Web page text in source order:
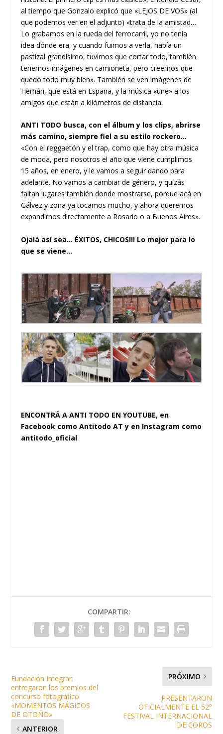
al tiempo que Gonzalo explicó que «LEJOS DE VOS» (al
que podemos ver en el adjunto) «trata de la amistad…
Lo grabamos en la rueda del ferrocarril, yo no tenía
idea dónde era, y cuando fuimos a verla, había un
pastizal grandísimo, tuvimos que cortar todo, también
tenemos imágenes en camioneta, pero creemos que
quedó todo muy bien». También se ven imágenes de
Hernán, que está en España, y la música «une» a los
amigos que están a kilómetros de distancia.
ANTI TODO busca, con el álbum y los clips, abrirse
más camino, siempre fiel a su estilo rockero…
«Con el reggaetón y el trap, como que hay otra música
de moda, pero nosotros el año que viene cumplimos
15 años, en enero, y le vamos a seguir dando para
adelante. No vamos a cambiar de género, y quizás
faltan lugares también donde mostrarse, porque acá en
Gálvez y zona ya tocamos mucho, y ahora queremos
expandirnos directamente a Rosario o a Buenos Aires».
Ojalá así sea… ÉXITOS, CHICOS!!! Lo mejor para lo
que se viene…
ENCONTRÁ A ANTI TODO EN YOUTUBE, en
Facebook como Antitodo AT y en Instagram como
antitodo_oficial
COMPARTIR:
Fundación Integrar:
entregaron los premios del
concurso fotográfico
«MOMENTOS MÁGICOS
DE OTOÑO»
ANTERIOR
PRÓXIMO
PRESENTARON
OFICIALMENTE EL 52°
FESTIVAL INTERNACIONAL
DE COROS